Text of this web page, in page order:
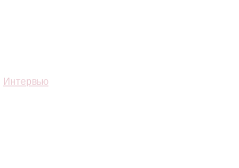
Интервью